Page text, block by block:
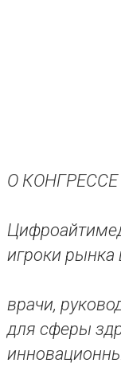
О КОНГРЕССЕ
игроки рынка
врачи,
для сферы